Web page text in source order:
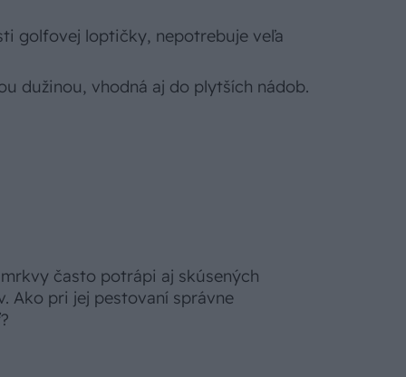
golfovej loptičky, nepotrebuje veľa
dužinou, vhodná aj do plytších nádob.
často potrápi aj skúsených
Ako pri jej pestovaní správne